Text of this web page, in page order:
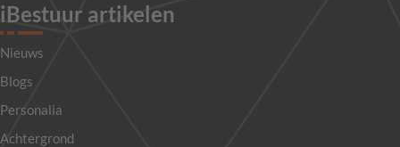
iBestuur artikelen
Nieuws
Blogs
Personalia
Achtergrond